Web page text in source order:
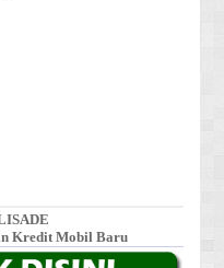
Kredit Mobil Baru